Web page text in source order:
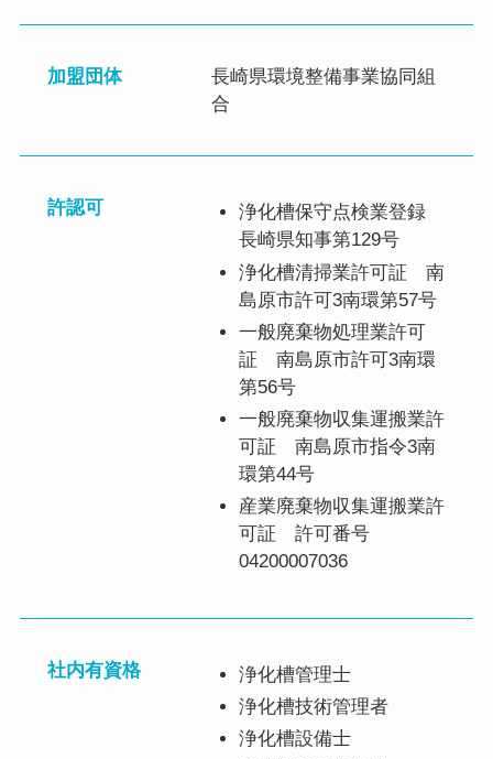
加盟団体
長崎県環境整備事業協同組
合
許認可
浄化槽保守点検業登録
長崎県知事第129号
浄化槽清掃業許可証 南
島原市許可3南環第57号
一般廃棄物処理業許可
証 南島原市許可3南環
第56号
一般廃棄物収集運搬業許
可証 南島原市指令3南
環第44号
産業廃棄物収集運搬業許
可証 許可番号
04200007036
社内有資格
浄化槽管理士
浄化槽技術管理者
浄化槽設備士